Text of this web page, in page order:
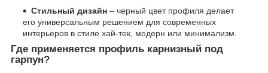
Стильный дизайн – черный цвет профиля делает
его универсальным решением для современных
интерьеров в стиле хай-тек, модерн или минимализм.
Где применяется профиль карнизный под
гарпун?